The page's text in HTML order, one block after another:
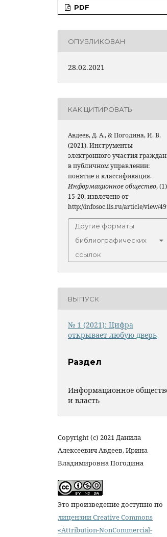
PDF
ОПУБЛИКОВАН
28.02.2021
КАК ЦИТИРОВАТЬ
Авдеев, Д. А., & Погодина, И. В.
(2021). Инструменты
электронного участия граждан
в публичном управлении:
понятие и классификация.
Информационное общество,
15-20. извлечено от
http://infosoc.iis.ru/article/view/
Другие форматы
библиографических
ссылок
ВЫПУСК
№ 1 (2021): Цифра
открывает любую дверь
Раздел
Информационное
и власть
Copyright (c) 2021 Данила
Алексеевич Авдеев, Ирина
Владимировна Погодина
Это произведение доступно по
лицензии Creative Commons
«Attribution-NonCommercial-